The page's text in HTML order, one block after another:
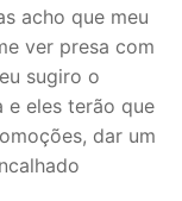
acho que meu
ver presa com
sugiro o
e eles terão que
dar um